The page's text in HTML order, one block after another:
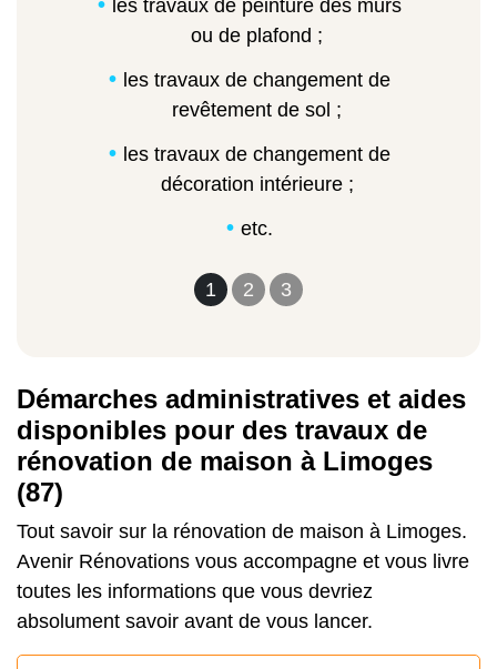
1 2 3
les travaux de peinture des murs
ou de plafond ;
les travaux de changement de
revêtement de sol ;
les travaux de changement de
décoration intérieure ;
etc.
Démarches administratives et aides
disponibles pour des travaux de
rénovation de maison à Limoges
(87)
Tout savoir sur la rénovation de maison à Limoges.
Avenir Rénovations vous accompagne et vous livre
toutes les informations que vous devriez
absolument savoir avant de vous lancer.